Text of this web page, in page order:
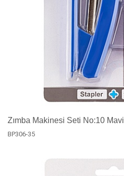
Zımba Makinesi Seti No:10 Mavi
BP306-35